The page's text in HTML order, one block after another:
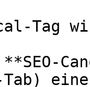
Tag
Tab)